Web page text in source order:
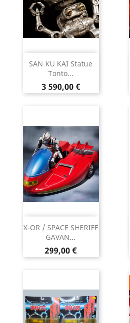
SAN KU KAI Statue
Tonto...
Prix
3 590,00 €
X-OR / SPACE SHERIFF
GAVAN...
Prix
299,00 €